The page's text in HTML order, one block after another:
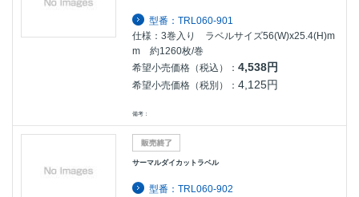
型番：TRL060-901
仕様：3巻入り ラベルサイズ56(W)x25.4(H)m
m 約1260枚/巻
希望小売価格（税込）：4,538円
希望小売価格（税別）：4,125円
備考：
サーマルダイカットラベル
型番：TRL060-902